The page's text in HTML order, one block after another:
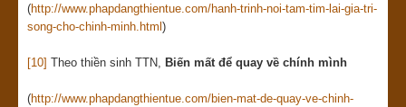
(http://www.phapdangthientue.com/hanh-trinh-noi-tam-tim-lai-gia-tri-
song-cho-chinh-minh.html )
[10] Theo thiền sinh TTN, Biến mất để quay về chính mình
(http://www.phapdangthientue.com/bien-mat-de-quay-ve-chinh-